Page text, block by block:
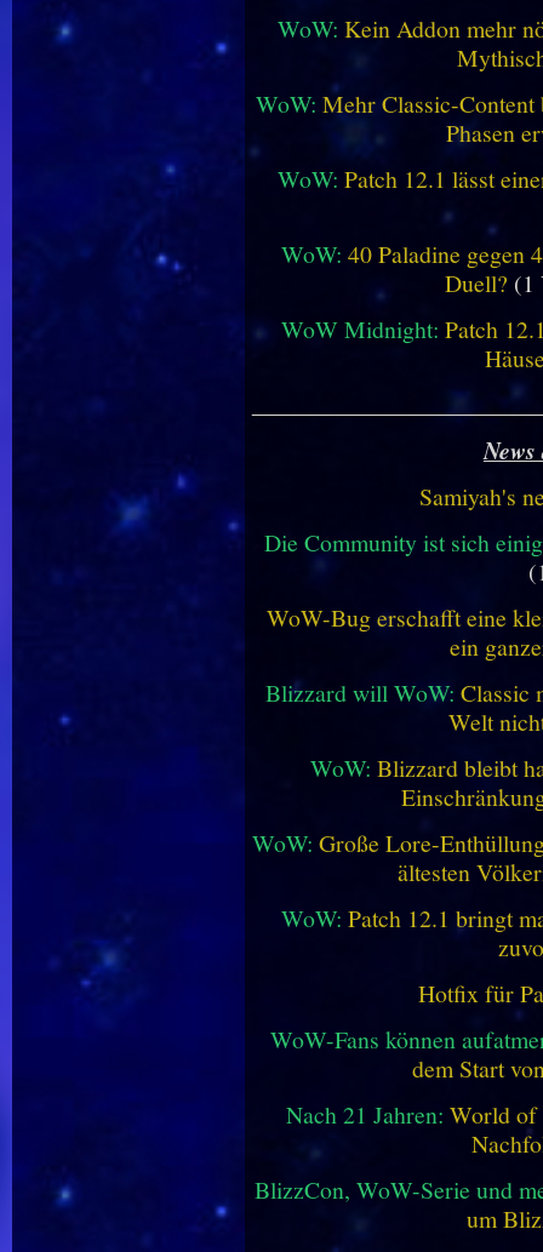
WoW: Kein Addon mehr
WoW: Mehr Classic-
Phasen
WoW: Patch 12.1 lässt
WoW: 40 Paladine gegen
Duell? (1
WoW Midnight: Patch
Samiyah's
Die Community ist sich
WoW-Bug erschafft eine
ein
Blizzard will WoW: Classic
Welt
WoW: Blizzard bleibt
WoW: Große Lore-
ältesten
WoW: Patch 12.1 bringt
Hotfix für
WoW-Fans können
dem Start
Nach 21 Jahren: World of
BlizzCon, WoW-Serie und
um